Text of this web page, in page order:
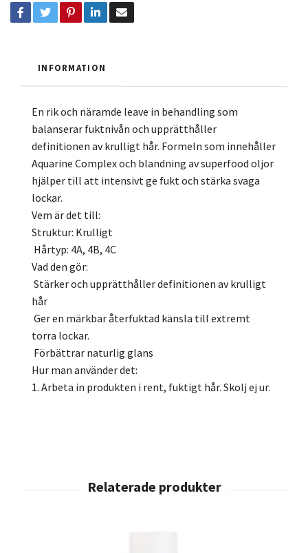
INFORMATION
En rik och näramde leave in behandling som
balanserar fuktnivån och upprätthåller
definitionen av krulligt hår. Formeln som innehåller
Aquarine Complex och blandning av superfood oljor
hjälper till att intensivt ge fukt och stärka svaga
lockar.
Vem är det till:
Struktur: Krulligt
Hårtyp: 4A, 4B, 4C
Vad den gör:
 Stärker och upprätthåller definitionen av krulligt
hår
 Ger en märkbar återfuktad känsla till extremt
torra lockar.
 Förbättrar naturlig glans
Hur man använder det:
1. Arbeta in produkten i rent, fuktigt hår. Skolj ej ur.